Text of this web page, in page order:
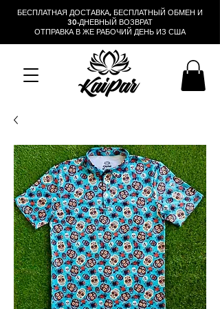
БЕСПЛАТНАЯ ДОСТАВКА, БЕСПЛАТНЫЙ ОБМЕН И
30-ДНЕВНЫЙ ВОЗВРАТ
ОТПРАВКА В ЖЕ РАБОЧИЙ ДЕНЬ ИЗ США